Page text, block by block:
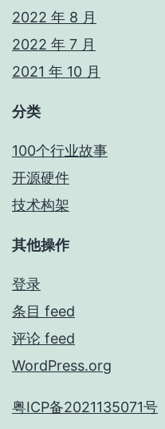
2022 年 8 月
2022 年 7 月
2021 年 10 月
分类
100个行业故事
开源硬件
技术构架
其他操作
登录
条目 feed
评论 feed
WordPress.org
粤ICP备2021135071号